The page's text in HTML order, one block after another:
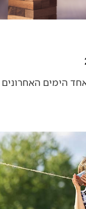
הימים